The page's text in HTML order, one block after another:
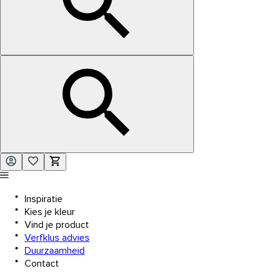
Inspiratie
Kies je kleur
Vind je product
Verfklus advies
Duurzaamheid
Contact